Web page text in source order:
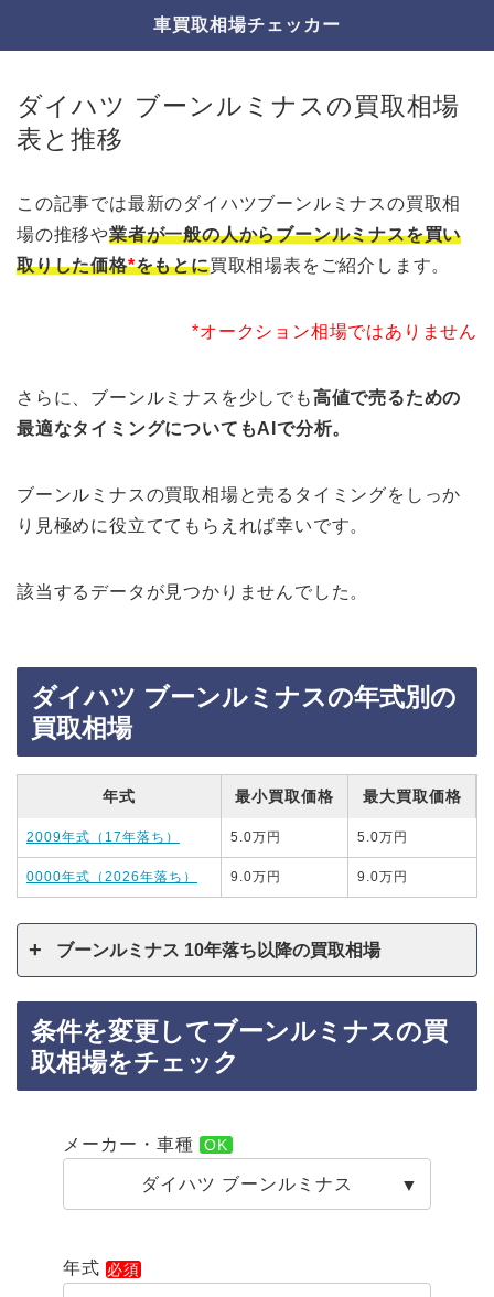
車買取相場チェッカー
ダイハツ ブーンルミナスの買取相場
表と推移
この記事では最新のダイハツブーンルミナスの買取相
場の推移や業者が一般の人からブーンルミナスを買い
取りした価格*をもとに買取相場表をご紹介します。
*オークション相場ではありません
さらに、ブーンルミナスを少しでも高値で売るための
最適なタイミングについてもAIで分析。
ブーンルミナスの買取相場と売るタイミングをしっか
り見極めに役立ててもらえれば幸いです。
該当するデータが見つかりませんでした。
ダイハツ ブーンルミナスの年式別の
買取相場
年式 最小買取価格 最大買取価格
2009年式（17年落ち） 5.0万円 5.0万円
0000年式（2026年落ち） 9.0万円 9.0万円
ブーンルミナス 10年落ち以降の買取相場
条件を変更してブーンルミナスの買
取相場をチェック
メーカー・車種
ダイハツ ブーンルミナス
年式